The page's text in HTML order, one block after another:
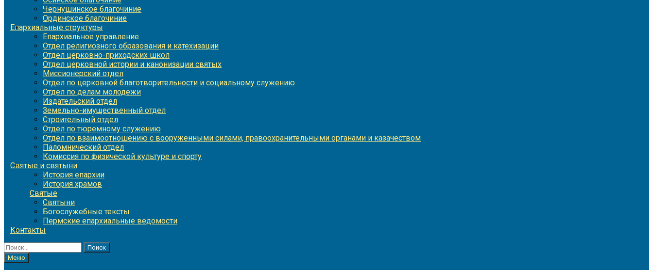
Чернушинское благочиние
Ординское благочиние
Епархиальные структуры
Епархиальное управление
Отдел религиозного образования и катехизации
Отдел церковно-приходских школ
Отдел церковной истории и канонизации святых
Миссионерский отдел
Отдел по церковной благотворительности и социальному служению
Отдел по делам молодежи
Издательский отдел
Земельно-имущественный отдел
Строительный отдел
Отдел по тюремному служению
Отдел по взаимоотношению с вооруженными силами, правоохранительными органами и казачеством
Паломнический отдел
Комиссия по физической культуре и спорту
Святые и святыни
История епархии
История храмов
Святые
Святыни
Богослужебные тексты
Пермские епархиальные ведомости
Контакты
Найти:
Меню